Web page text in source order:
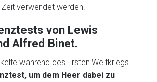
verwendet werden.
von Lewis
Alfred Binet.
während des Ersten Weltkriegs
um dem Heer dabei zu